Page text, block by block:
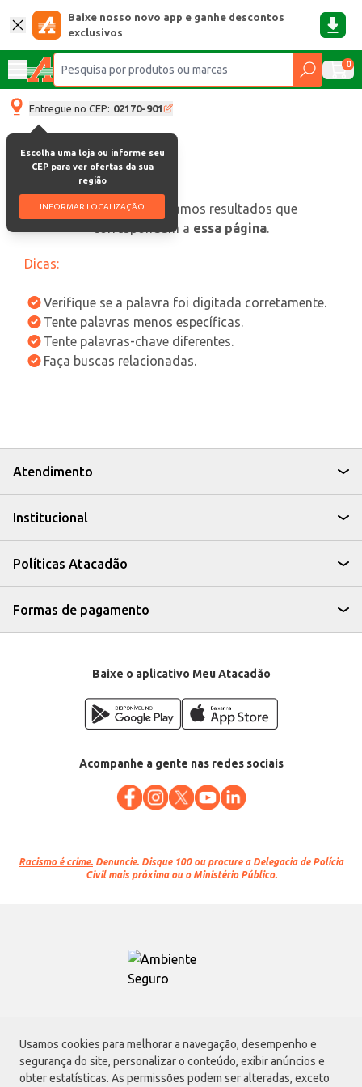
Usamos cookies para melhorar a navegação, desempenho e
segurança do site, personalizar o conteúdo, exibir anúncios e
obter estatísticas. As permissões podem ser alteradas, exceto
Baixe nosso novo app e ganhe descontos
exclusivos
0
Entregue no CEP: 02170-901
Escolha uma loja ou informe seu
CEP para ver ofertas da sua
região
INFORMAR LOCALIZAÇÃO
oops, não encontramos resultados que
correspondam a essa página.
Dicas:
Verifique se a palavra foi digitada corretamente.
Tente palavras menos específicas.
Tente palavras-chave diferentes.
Faça buscas relacionadas.
Atendimento
Institucional
Políticas Atacadão
Formas de pagamento
Baixe o aplicativo Meu Atacadão
Acompanhe a gente nas redes sociais
Racismo é crime. Denuncie. Disque 100 ou procure a Delegacia de Polícia
Civil mais próxima ou o Ministério Público.
Atacadão S.A.
Avenida Morvan Dias de Figueiredo, 6169, Vila Maria, São Paulo - SP | CEP
02170-901 | CNPJ: 75.315.333/0001-09